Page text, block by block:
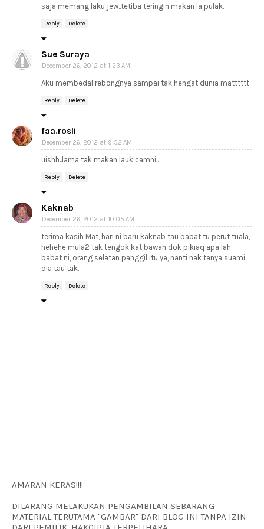
saja memang laku jew..tetiba teringin makan la pulak..
Reply Delete
Sue Suraya
December 26, 2012 at 1:23 AM
Aku membedal rebongnya sampai tak hengat dunia matttttt
Reply Delete
faa.rosli
December 26, 2012 at 9:52 AM
uishh..lama tak makan lauk camni..
Reply Delete
Kaknab
December 26, 2012 at 10:05 AM
terima kasih Mat, hari ni baru kaknab tau babat tu perut tuala,
hehehe mula2 tak tengok kat bawah dok pikiaq apa lah
babat ni, orang selatan panggil itu ye, nanti nak tanya suami
dia tau tak.
Reply Delete
AMARAN KERAS!!!!
DILARANG MELAKUKAN PENGAMBILAN SEBARANG
MATERIAL TERUTAMA "GAMBAR" DARI BLOG INI TANPA IZIN